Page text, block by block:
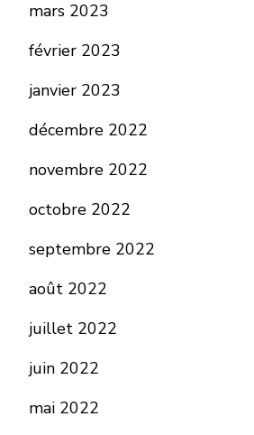
mars 2023
février 2023
janvier 2023
décembre 2022
novembre 2022
octobre 2022
septembre 2022
août 2022
juillet 2022
juin 2022
mai 2022